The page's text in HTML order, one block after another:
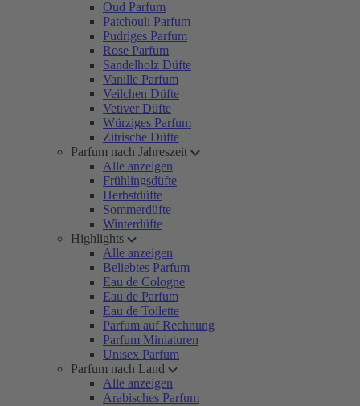
Oud Parfum
Patchouli Parfum
Pudriges Parfum
Rose Parfum
Sandelholz Düfte
Vanille Parfum
Veilchen Düfte
Vetiver Düfte
Würziges Parfum
Zitrische Düfte
Parfum nach Jahreszeit
Alle anzeigen
Frühlingsdüfte
Herbstdüfte
Sommerdüfte
Winterdüfte
Highlights
Alle anzeigen
Beliebtes Parfum
Eau de Cologne
Eau de Parfum
Eau de Toilette
Parfum auf Rechnung
Parfum Miniaturen
Unisex Parfum
Parfum nach Land
Alle anzeigen
Arabisches Parfum